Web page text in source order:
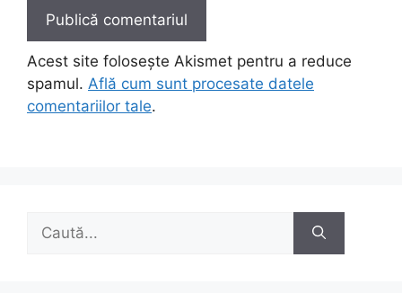
Acest site folosește Akismet pentru a reduce
spamul. Află cum sunt procesate datele
comentariilor tale.
Caută